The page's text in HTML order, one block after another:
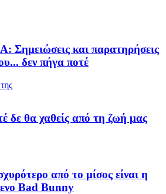
και παρατηρήσεις
δεν πήγα ποτέ
δε θα χαθείς από τη ζωή μας
από το μίσος είναι η
Bad Bunny